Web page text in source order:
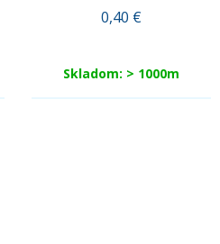
0,40 €
Skladom: > 1000m